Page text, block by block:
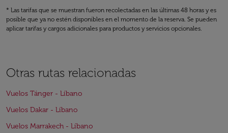
* Las tarifas que se muestran fueron recolectadas en las últimas 48 horas y es
posible que ya no estén disponibles en el momento de la reserva. Se pueden
aplicar tarifas y cargos adicionales para productos y servicios opcionales.
Otras rutas relacionadas
Vuelos Tánger - Líbano
Vuelos Dakar - Líbano
Vuelos Marrakech - Líbano